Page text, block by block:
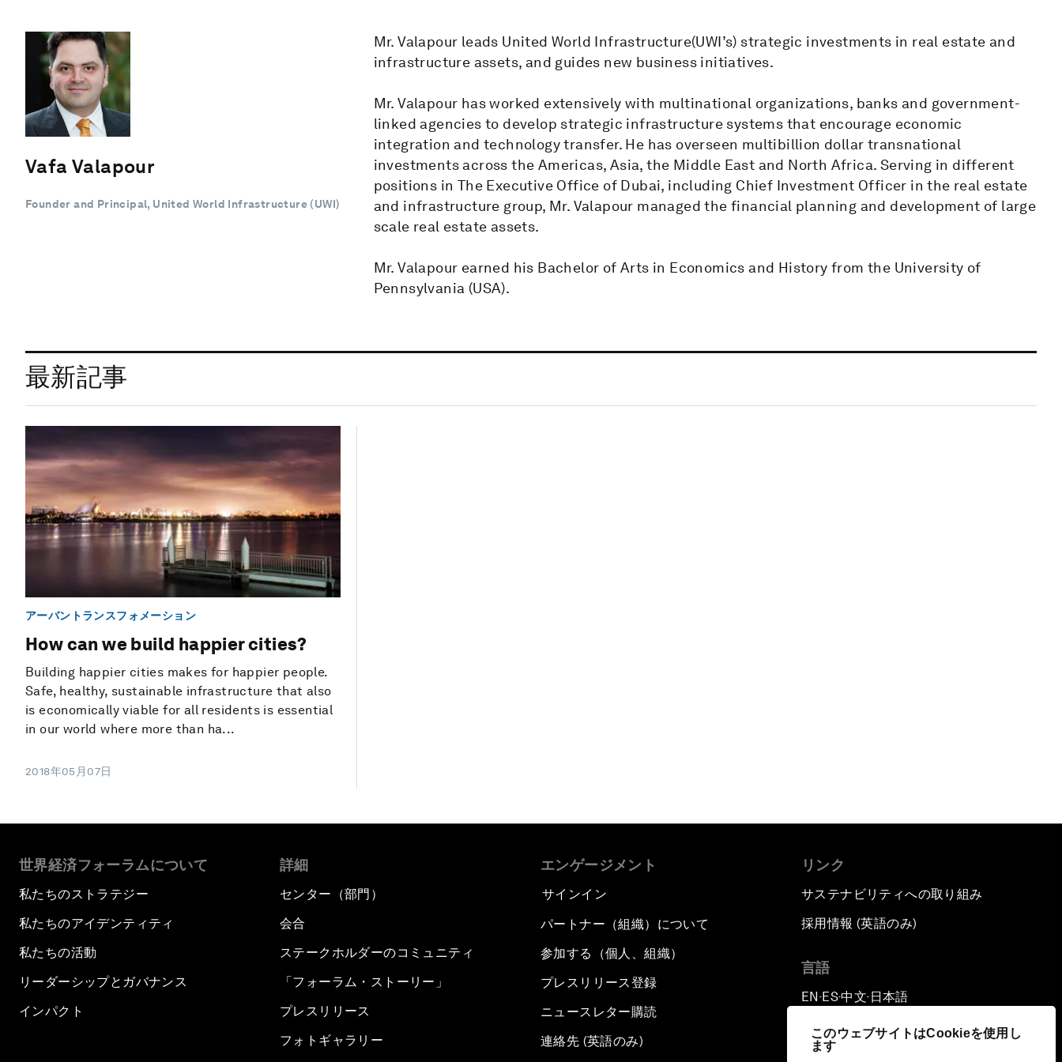
このウェブサイトはCookieを使用し
ます
Vafa Valapour
Founder and Principal, United World Infrastructure (UWI)
Mr. Valapour leads United World Infrastructure(UWI’s) strategic investments in real estate and
infrastructure assets, and guides new business initiatives.
Mr. Valapour has worked extensively with multinational organizations, banks and government-
linked agencies to develop strategic infrastructure systems that encourage economic
integration and technology transfer. He has overseen multibillion dollar transnational
investments across the Americas, Asia, the Middle East and North Africa. Serving in different
positions in The Executive Office of Dubai, including Chief Investment Officer in the real estate
and infrastructure group, Mr. Valapour managed the financial planning and development of large
scale real estate assets.
Mr. Valapour earned his Bachelor of Arts in Economics and History from the University of
Pennsylvania (USA).
最新記事
アーバントランスフォメーション
How can we build happier cities?
Building happier cities makes for happier people.
Safe, healthy, sustainable infrastructure that also
is economically viable for all residents is essential
in our world where more than ha...
2018年05月07日
世界経済フォーラムについて
私たちのストラテジー
私たちのアイデンティティ
私たちの活動
リーダーシップとガバナンス
インパクト
詳細
センター（部門）
会合
ステークホルダーのコミュニティ
「フォーラム・ストーリー」
プレスリリース
フォトギャラリー
エンゲージメント
サインイン
パートナー（組織）について
参加する（個人、組織）
プレスリリース登録
ニュースレター購読
連絡先 (英語のみ)
リンク
サステナビリティへの取り組み
採用情報 (英語のみ)
言語
EN ▪ ES▪中文▪ 日本語